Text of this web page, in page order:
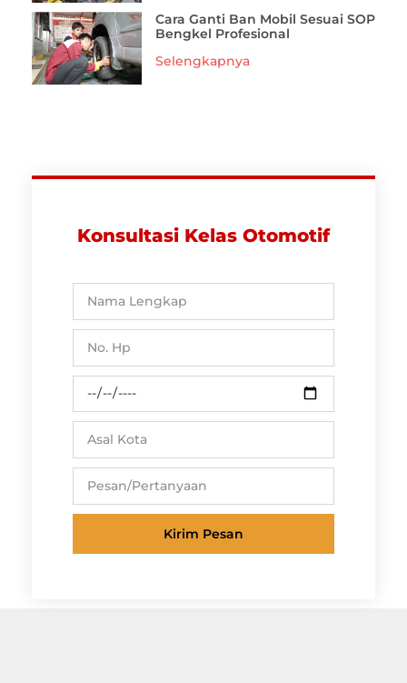
Cara Ganti Ban Mobil Sesuai SOP
Bengkel Profesional
Selengkapnya
Konsultasi Kelas Otomotif
Kirim Pesan